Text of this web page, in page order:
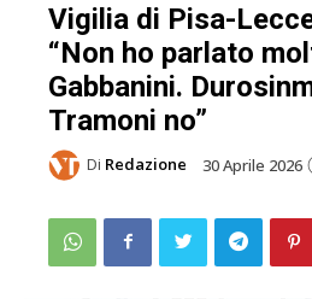
Vigilia di Pisa-
“Non ho parlato
Gabbanini.
Tramoni no”
Di Redazione 30 Aprile 2026